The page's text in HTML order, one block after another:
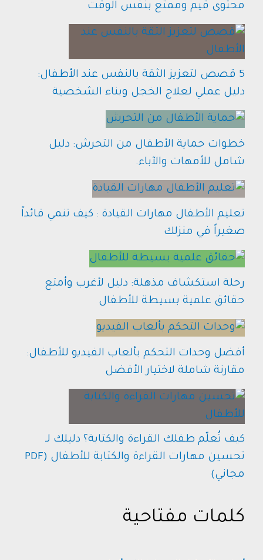
محتوى قيم وممتع بنفس الوقت
5 قصص لتعزيز الثقة بالنفس عند الأطفال:
دليل عملي لعلاج الخجل وبناء الشخصية
خطوات حماية الأطفال من التحرش: دليل
شامل للأمهات والآباء.
تعليم الأطفال مهارات القيادة : كيف تنمي قائداً
صغيراً في منزلك
رحلة استكشاف مذهلة: دليل لأغرب وأمتع
حقائق علمية بسيطة للأطفال
أفضل وحدات التحكم بألعاب الفيديو للأطفال:
مقارنة شاملة لاختيار الأفضل
كيف تُعلّم طفلك القراءة والكتابة؟ دليلك لـ
تحسين مهارات القراءة والكتابة للأطفال (PDF
مجاني)
كلمات مفتاحية